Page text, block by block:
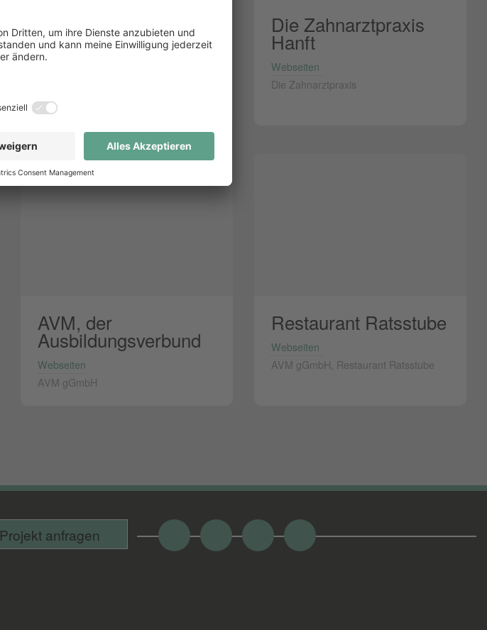
Eiche-Schule
Webseiten
Die Zahnarztpraxis
Hanft
Webseiten
Die Zahnarztpraxis
AVM, der
Ausbildungsverbund
Webseiten
AVM gGmbH
Restaurant Ratsstube
Webseiten
AVM gGmbH, Restaurant Ratsstube
Projekt anfragen FacebookGoogle
Plus
Twitter Xing